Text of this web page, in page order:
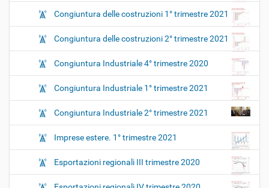
Congiuntura delle costruzioni 1° trimestre 2021
Congiuntura delle costruzioni 2° trimestre 2021
Congiuntura Industriale 4° trimestre 2020
Congiuntura Industriale 1° trimestre 2021
Congiuntura Industriale 2° trimestre 2021
Imprese estere. 1° trimestre 2021
Esportazioni regionali III trimestre 2020